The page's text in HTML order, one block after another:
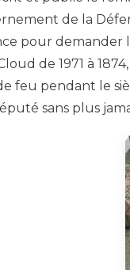
de la
pour demander
de 1971 à
feu pendant le
sans plus